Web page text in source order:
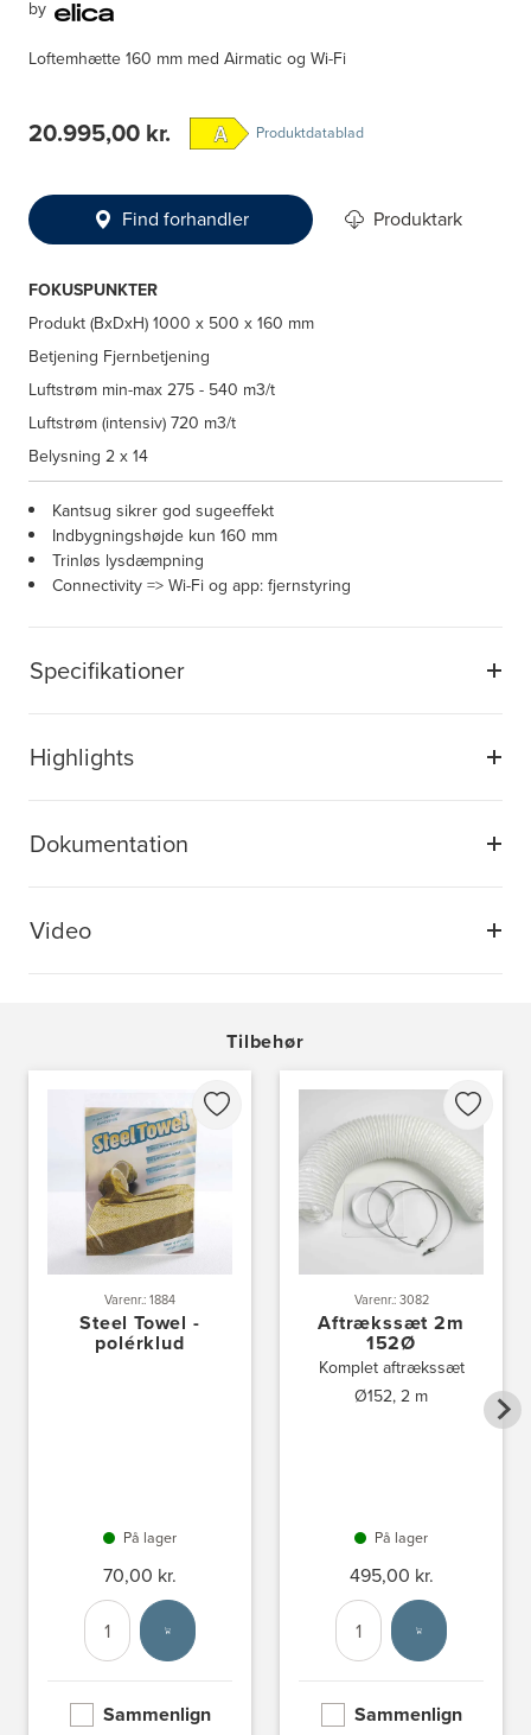
Specifikationer
Highlights
Dokumentation
Video
by
Loftemhætte 160 mm med Airmatic og Wi-Fi
20.995,00 kr. Produktdatablad
Find forhandler Produktark
FOKUSPUNKTER
Produkt (BxDxH)1000 x 500 x 160 mm
Betjening Fjernbetjening
Luftstrøm min-max275 - 540 m3/t
Luftstrøm (intensiv)720 m3/t
Belysning 2 x 14
Kantsug sikrer god sugeeffekt
Indbygningshøjde kun 160 mm
Trinløs lysdæmpning
Connectivity => Wi-Fi og app: fjernstyring
Tilbehør
Varenr.: 1884
Steel Towel -
polérklud
På lager
70,00 kr.
Antal
Vælg enhed
Sammenlign
Varenr.: 3082
Aftrækssæt 2m
152Ø
Komplet aftrækssæt
Ø152, 2 m
På lager
495,00 kr.
Antal
Vælg enhed
Sammenlign